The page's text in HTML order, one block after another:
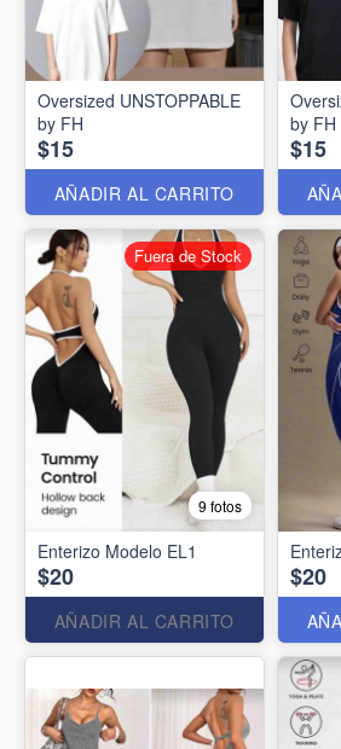
Oversized UNSTOPPABLE
by FH
$15
AÑADIR AL CARRITO
by FH
$15
9 fotos
Enterizo Modelo EL1
$20
AÑADIR AL CARRITO
Fuera de Stock
$20